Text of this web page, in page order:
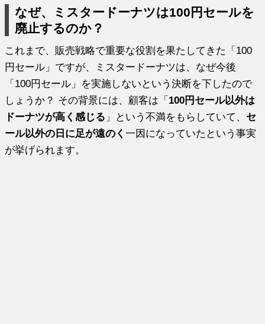
なぜ、ミスタードーナツは100円セールを
廃止するのか？
これまで、販売戦略で重要な役割を果たしてきた「100
円セール」ですが、ミスタードーナツは、なぜ今後
「100円セール」を実施しないという決断を下したので
しょうか？ その背景には、顧客は「 100円セール以外は
ドーナツが高く感じる 」という不満をもらしていて、 セ
ール以外の日に足が遠のく一因になっていたという事実
が挙げられます。